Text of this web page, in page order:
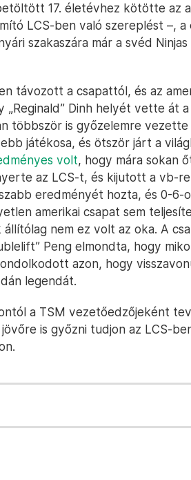
17. életévhez kötötte az
LCS-ben való szereplést –, a
szakaszára már a svéd Ninjas
távozott a csapattól, és az
„Reginald” Dinh helyét vette át
többször is győzelemre
játékosa, és ötször járt a
volt, hogy mára sokan
az LCS-t, és kijutott a vb-
eredményét hozta, és 0-6-
amerikai csapat sem
állítólag nem ez volt az oka. A
Peng elmondta, hogy
azon, hogy
legendát.
a TSM vezetőedzőjeként
is győzni tudjon az LCS-